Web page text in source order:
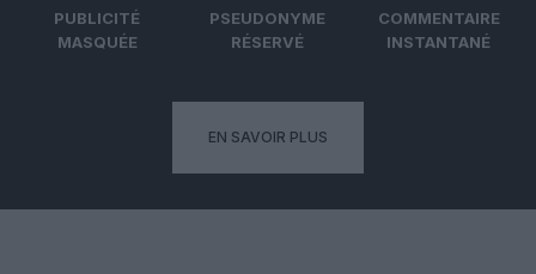
PUBLICITÉ
MASQUÉE
PSEUDONYME
RÉSERVÉ
COMMENTAIRE
INSTANTANÉ
EN SAVOIR PLUS